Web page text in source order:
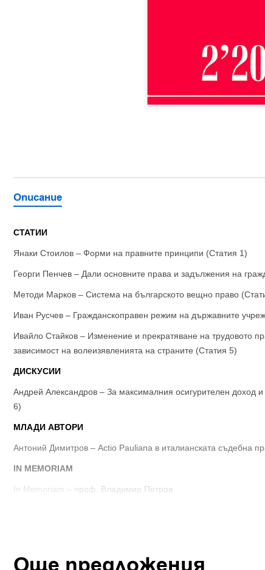
Описание
СТАТИИ
Янаки Стоилов – Форми на правните принципи (Статия 1)
Георги Пенчев – Дали основните права и задължения на
Методи Марков – Система на българското вещно право
Иван Русчев – Гражданскоправен режим на държавните
Ивайло Стайков – Изменение и прекратяване на трудовото
зависимост на волеизявленията на страните (Статия 5)
ДИСКУСИИ
Андрей Александров – За максималния осигурителен доход
6)
МЛАДИ АВТОРИ
Антоний Димитров – Actio Pauliana в италианската съдебна
IN MEMORIAM
In Memoriam – проф. Владимир Петров